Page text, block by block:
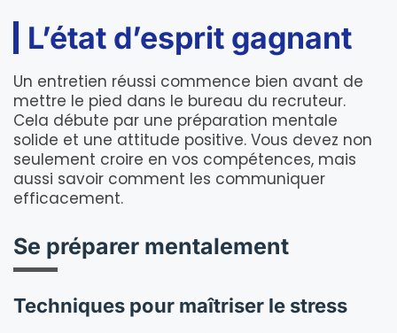
L’état d’esprit gagnant
Un entretien réussi commence bien avant de
mettre le pied dans le bureau du recruteur.
Cela débute par une préparation mentale
solide et une attitude positive. Vous devez non
seulement croire en vos compétences, mais
aussi savoir comment les communiquer
efficacement.
Se préparer mentalement
Techniques pour maîtriser le stress